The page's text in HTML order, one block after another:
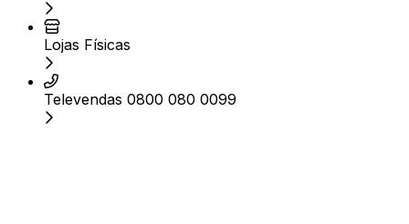
Lojas Físicas
Televendas 0800 080 0099